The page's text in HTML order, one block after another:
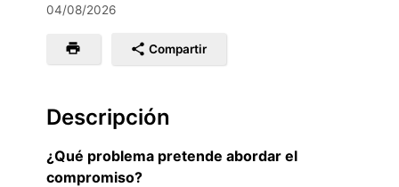
04/08/2026
Compartir
Descripción
¿Qué problema pretende abordar el
compromiso?